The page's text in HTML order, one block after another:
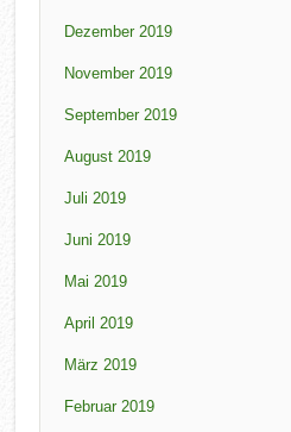
Dezember 2019
November 2019
September 2019
August 2019
Juli 2019
Juni 2019
Mai 2019
April 2019
März 2019
Februar 2019